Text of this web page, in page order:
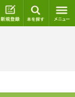
ログイン 新規登録